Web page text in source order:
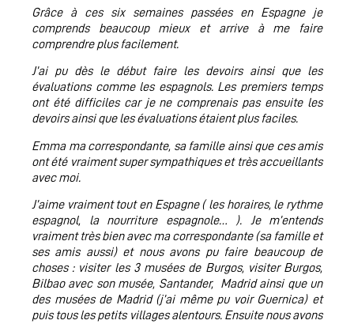
Grâce à ces six semaines passées en Espagne je
comprends beaucoup mieux et arrive à me faire
comprendre plus facilement.
J’ai pu dès le début faire les devoirs ainsi que les
évaluations comme les espagnols. Les premiers temps
ont été difficiles car je ne comprenais pas ensuite les
devoirs ainsi que les évaluations étaient plus faciles.
Emma ma correspondante, sa famille ainsi que ces amis
ont été vraiment super sympathiques et très accueillants
avec moi.
J’aime vraiment tout en Espagne ( les horaires, le rythme
espagnol, la nourriture espagnole… ). Je m’entends
vraiment très bien avec ma correspondante (sa famille et
ses amis aussi) et nous avons pu faire beaucoup de
choses : visiter les 3 musées de Burgos, visiter Burgos,
Bilbao avec son musée, Santander, Madrid ainsi que un
des musées de Madrid (j’ai même pu voir Guernica) et
puis tous les petits villages alentours. Ensuite nous avons